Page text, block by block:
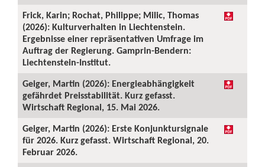
Frick, Karin; Rochat, Philippe; Milic, Thomas
(2026): Kulturverhalten in Liechtenstein.
Ergebnisse einer repräsentativen Umfrage im
Auftrag der Regierung. Gamprin-Bendern:
Liechtenstein-Institut.
Geiger, Martin (2026): Energieabhängigkeit
gefährdet Preisstabilität. Kurz gefasst.
Wirtschaft Regional, 15. Mai 2026.
Geiger, Martin (2026): Erste Konjunktursignale
für 2026. Kurz gefasst. Wirtschaft Regional, 20.
Februar 2026.